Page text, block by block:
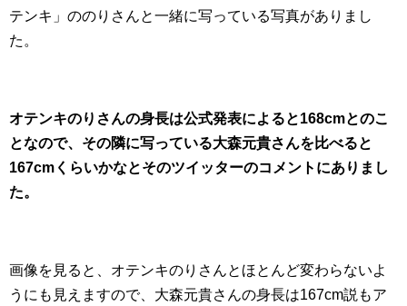
テンキ」ののりさんと一緒に写っている写真がありまし
た。
オテンキのりさんの身長は公式発表によると168cmとのこ
となので、その隣に写っている大森元貴さんを比べると
167cmくらいかなとそのツイッターのコメントにありまし
た。
画像を見ると、オテンキのりさんとほとんど変わらないよ
うにも見えますので、大森元貴さんの身長は167cm説もア